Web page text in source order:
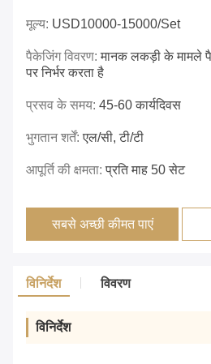
मूल्य: USD10000-15000/set
पैकेजिंग विवरण:मानक लकड़ी के मामले
पर निर्भर करता है
प्रसव के समय: 45-60 कार्यदिवस
भुगतान शर्तें:एल/सी, टी/टी
आपूर्ति की क्षमता:प्रति माह 50 सेट
सबसे अच्छी कीमत पाएं
विनिर्देश विवरण
विनिर्देश